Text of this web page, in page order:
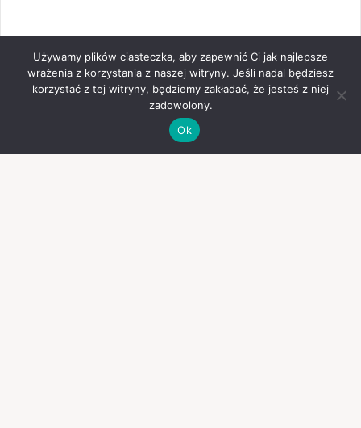
Używamy plików ciasteczka, aby zapewnić Ci jak najlepsze
wrażenia z korzystania z naszej witryny. Jeśli nadal będziesz
korzystać z tej witryny, będziemy zakładać, że jesteś z niej
zadowolony.
Ok